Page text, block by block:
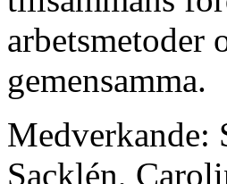
gemensamma.
Medverkande:
Sacklén,